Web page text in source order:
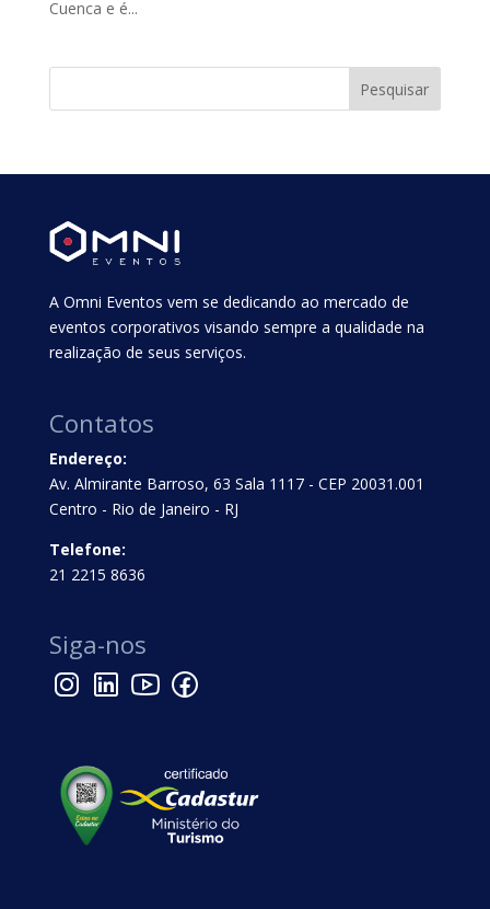
Cuenca e é...
A Omni Eventos vem se dedicando ao mercado de
eventos corporativos visando sempre a qualidade na
realização de seus serviços.
Contatos
Endereço:
Av. Almirante Barroso, 63 Sala 1117 - CEP 20031.001
Centro - Rio de Janeiro - RJ
Telefone:
21 2215 8636
Siga-nos